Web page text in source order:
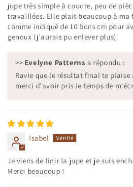
jupe très simple à coudre, peu de
travaillées. Elle plait beaucoup à
comme indiqué de 10 bons cm pour
genoux (j'aurais pu enlever plus).
>> Evelyne Patterns a répondu :
Ravie que le résultat final te
merci d'avoir pris le temps de
Isabel
Je viens de finir la jupe et je suis
Merci beaucoup !